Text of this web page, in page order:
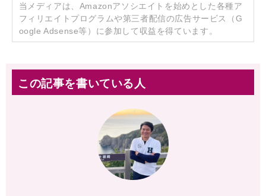
当メディアは、Amazonアソシエイトを始めとした各種ア
フィリエイトプログラムや第三者配信の広告サービス（G
oogle Adsense等）に参加して収益を得ています。
この記事を書いている人